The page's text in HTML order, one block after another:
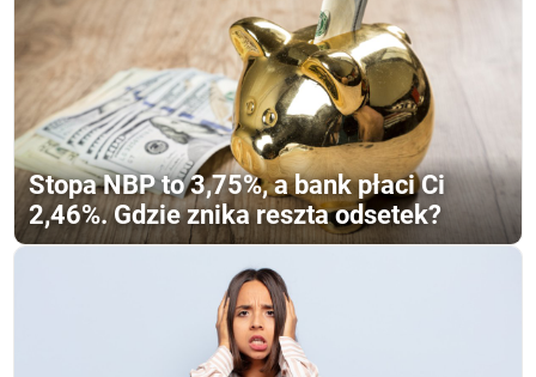
Stopa NBP to 3,75%, a bank płaci Ci
2,46%. Gdzie znika reszta odsetek?